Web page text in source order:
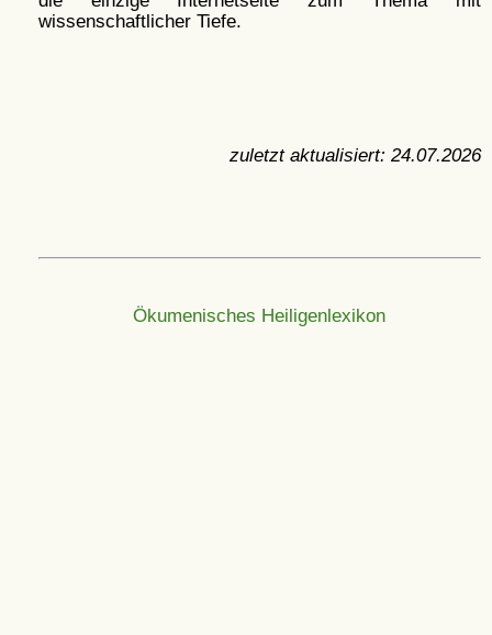
wissenschaftlicher Tiefe.
zuletzt aktualisiert: 24.07.2026
Ökumenisches Heiligenlexikon